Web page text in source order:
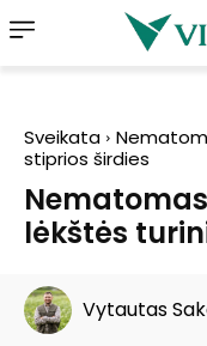
Sveikata
stiprios širdies
lėkštės
Vytautas